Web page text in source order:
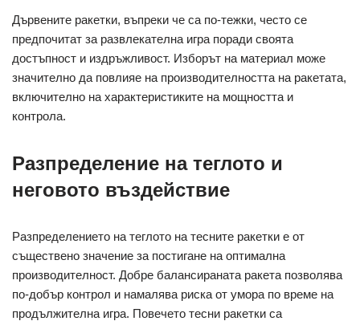
Дървените ракетки, въпреки че са по-тежки, често се
предпочитат за развлекателна игра поради своята
достъпност и издръжливост. Изборът на материал може
значително да повлияе на производителността на ракетата,
включително на характеристиките на мощността и
контрола.
Разпределение на теглото и
неговото въздействие
Разпределението на теглото на тесните ракетки е от
съществено значение за постигане на оптимална
производителност. Добре балансираната ракета позволява
по-добър контрол и намалява риска от умора по време на
продължителна игра. Повечето тесни ракетки са